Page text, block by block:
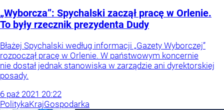
„Wyborcza”: Spychalski zaczął pracę w Orlenie.
To były rzecznik prezydenta Dudy
Błażej Spychalski według informacji „Gazety Wyborczej”
rozpoczął pracę w Orlenie. W państwowym koncernie
nie dostał jednak stanowiska w zarządzie ani dyrektorskiej
posady.
6 paź 2021 20:22
PolitykaKrajGospodarka